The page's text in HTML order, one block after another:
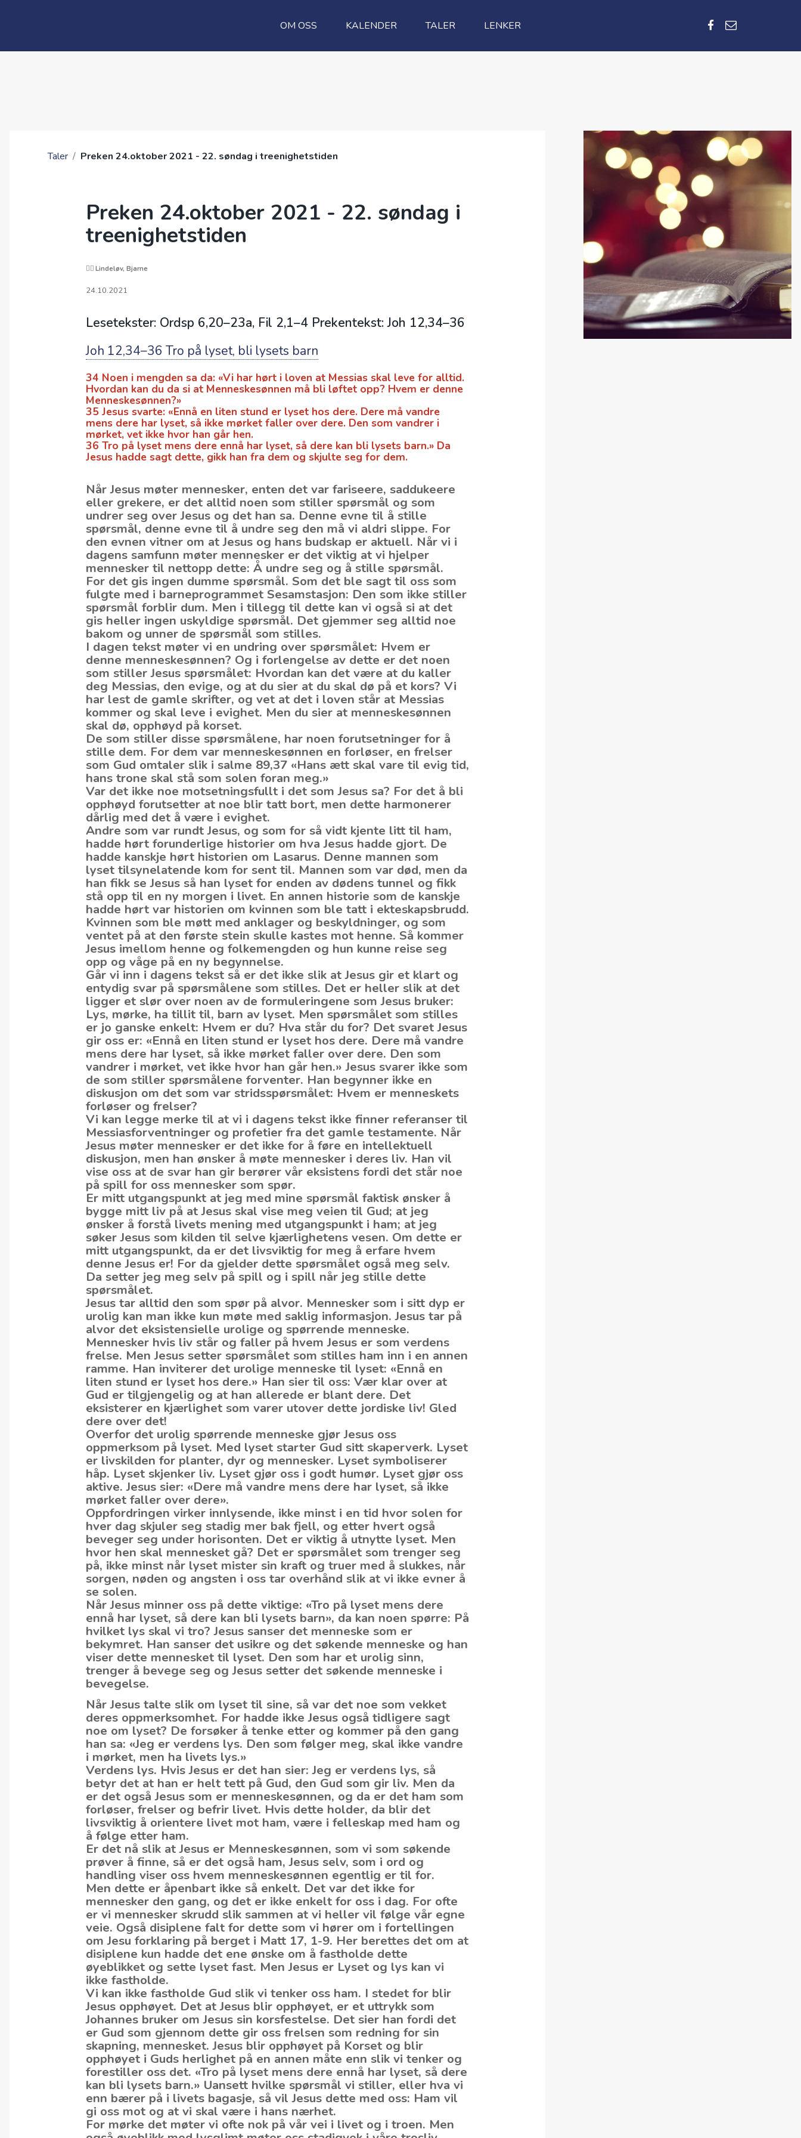
OM OSS KALENDER TALER LENKER
Taler / Preken 24.oktober 2021 - 22. søndag i treenighetstiden
Preken 24.oktober 2021 - 22. søndag i
treenighetstiden
Lindeløv, Bjarne
24.10.2021
Lesetekster: Ordsp 6,20–23a, Fil 2,1–4 Prekentekst: Joh 12,34–36
Joh 12,34–36 Tro på lyset, bli lysets barn
34 Noen i mengden sa da: «Vi har hørt i loven at Messias skal leve for alltid.
Hvordan kan du da si at Menneskesønnen må bli løftet opp? Hvem er denne
Menneskesønnen?»
35 Jesus svarte: «Ennå en liten stund er lyset hos dere. Dere må vandre
mens dere har lyset, så ikke mørket faller over dere. Den som vandrer i
mørket, vet ikke hvor han går hen.
36 Tro på lyset mens dere ennå har lyset, så dere kan bli lysets barn.» Da
Jesus hadde sagt dette, gikk han fra dem og skjulte seg for dem.
Når Jesus møter mennesker, enten det var fariseere, saddukeere
eller grekere, er det alltid noen som stiller spørsmål og som
undrer seg over Jesus og det han sa. Denne evne til å stille
spørsmål, denne evne til å undre seg den må vi aldri slippe. For
den evnen vitner om at Jesus og hans budskap er aktuell. Når vi i
dagens samfunn møter mennesker er det viktig at vi hjelper
mennesker til nettopp dette: Å undre seg og å stille spørsmål.
For det gis ingen dumme spørsmål. Som det ble sagt til oss som
fulgte med i barneprogrammet Sesamstasjon: Den som ikke stiller
spørsmål forblir dum. Men i tillegg til dette kan vi også si at det
gis heller ingen uskyldige spørsmål. Det gjemmer seg alltid noe
bakom og unner de spørsmål som stilles.
I dagen tekst møter vi en undring over spørsmålet: Hvem er
denne menneskesønnen? Og i forlengelse av dette er det noen
som stiller Jesus spørsmålet: Hvordan kan det være at du kaller
deg Messias, den evige, og at du sier at du skal dø på et kors? Vi
har lest de gamle skrifter, og vet at det i loven står at Messias
kommer og skal leve i evighet. Men du sier at menneskesønnen
skal dø, opphøyd på korset.
De som stiller disse spørsmålene, har noen forutsetninger for å
stille dem. For dem var menneskesønnen en forløser, en frelser
som Gud omtaler slik i salme 89,37 «Hans ætt skal vare til evig tid,
hans trone skal stå som solen foran meg.»
Var det ikke noe motsetningsfullt i det som Jesus sa? For det å bli
opphøyd forutsetter at noe blir tatt bort, men dette harmonerer
dårlig med det å være i evighet.
Andre som var rundt Jesus, og som for så vidt kjente litt til ham,
hadde hørt forunderlige historier om hva Jesus hadde gjort. De
hadde kanskje hørt historien om Lasarus. Denne mannen som
lyset tilsynelatende kom for sent til. Mannen som var død, men da
han fikk se Jesus så han lyset for enden av dødens tunnel og fikk
stå opp til en ny morgen i livet. En annen historie som de kanskje
hadde hørt var historien om kvinnen som ble tatt i ekteskapsbrudd.
Kvinnen som ble møtt med anklager og beskyldninger, og som
ventet på at den første stein skulle kastes mot henne. Så kommer
Jesus imellom henne og folkemengden og hun kunne reise seg
opp og våge på en ny begynnelse.
Går vi inn i dagens tekst så er det ikke slik at Jesus gir et klart og
entydig svar på spørsmålene som stilles. Det er heller slik at det
ligger et slør over noen av de formuleringene som Jesus bruker:
Lys, mørke, ha tillit til, barn av lyset. Men spørsmålet som stilles
er jo ganske enkelt: Hvem er du? Hva står du for? Det svaret Jesus
gir oss er: «Ennå en liten stund er lyset hos dere. Dere må vandre
mens dere har lyset, så ikke mørket faller over dere. Den som
vandrer i mørket, vet ikke hvor han går hen.» Jesus svarer ikke som
de som stiller spørsmålene forventer. Han begynner ikke en
diskusjon om det som var stridsspørsmålet: Hvem er menneskets
forløser og frelser?
Vi kan legge merke til at vi i dagens tekst ikke finner referanser til
Messiasforventninger og profetier fra det gamle testamente. Når
Jesus møter mennesker er det ikke for å føre en intellektuell
diskusjon, men han ønsker å møte mennesker i deres liv. Han vil
vise oss at de svar han gir berører vår eksistens fordi det står noe
på spill for oss mennesker som spør.
Er mitt utgangspunkt at jeg med mine spørsmål faktisk ønsker å
bygge mitt liv på at Jesus skal vise meg veien til Gud; at jeg
ønsker å forstå livets mening med utgangspunkt i ham; at jeg
søker Jesus som kilden til selve kjærlighetens vesen. Om dette er
mitt utgangspunkt, da er det livsviktig for meg å erfare hvem
denne Jesus er! For da gjelder dette spørsmålet også meg selv.
Da setter jeg meg selv på spill og i spill når jeg stille dette
spørsmålet.
Jesus tar alltid den som spør på alvor. Mennesker som i sitt dyp er
urolig kan man ikke kun møte med saklig informasjon. Jesus tar på
alvor det eksistensielle urolige og spørrende menneske.
Mennesker hvis liv står og faller på hvem Jesus er som verdens
frelse. Men Jesus setter spørsmålet som stilles ham inn i en annen
ramme. Han inviterer det urolige menneske til lyset: «Ennå en
liten stund er lyset hos dere.» Han sier til oss: Vær klar over at
Gud er tilgjengelig og at han allerede er blant dere. Det
eksisterer en kjærlighet som varer utover dette jordiske liv! Gled
dere over det!
Overfor det urolig spørrende menneske gjør Jesus oss
oppmerksom på lyset. Med lyset starter Gud sitt skaperverk. Lyset
er livskilden for planter, dyr og mennesker. Lyset symboliserer
håp. Lyset skjenker liv. Lyset gjør oss i godt humør. Lyset gjør oss
aktive. Jesus sier: «Dere må vandre mens dere har lyset, så ikke
mørket faller over dere».
Oppfordringen virker innlysende, ikke minst i en tid hvor solen for
hver dag skjuler seg stadig mer bak fjell, og etter hvert også
beveger seg under horisonten. Det er viktig å utnytte lyset. Men
hvor hen skal mennesket gå? Det er spørsmålet som trenger seg
på, ikke minst når lyset mister sin kraft og truer med å slukkes, når
sorgen, nøden og angsten i oss tar overhånd slik at vi ikke evner å
se solen.
Når Jesus minner oss på dette viktige: «Tro på lyset mens dere
ennå har lyset, så dere kan bli lysets barn», da kan noen spørre: På
hvilket lys skal vi tro? Jesus sanser det menneske som er
bekymret. Han sanser det usikre og det søkende menneske og han
viser dette mennesket til lyset. Den som har et urolig sinn,
trenger å bevege seg og Jesus setter det søkende menneske i
bevegelse.
Når Jesus talte slik om lyset til sine, så var det noe som vekket
deres oppmerksomhet. For hadde ikke Jesus også tidligere sagt
noe om lyset? De forsøker å tenke etter og kommer på den gang
han sa: «Jeg er verdens lys. Den som følger meg, skal ikke vandre
i mørket, men ha livets lys.»
Verdens lys. Hvis Jesus er det han sier: Jeg er verdens lys, så
betyr det at han er helt tett på Gud, den Gud som gir liv. Men da
er det også Jesus som er menneskesønnen, og da er det ham som
forløser, frelser og befrir livet. Hvis dette holder, da blir det
livsviktig å orientere livet mot ham, være i felleskap med ham og
å følge etter ham.
Er det nå slik at Jesus er Menneskesønnen, som vi som søkende
prøver å finne, så er det også ham, Jesus selv, som i ord og
handling viser oss hvem menneskesønnen egentlig er til for.
Men dette er åpenbart ikke så enkelt. Det var det ikke for
mennesker den gang, og det er ikke enkelt for oss i dag. For ofte
er vi mennesker skrudd slik sammen at vi heller vil følge vår egne
veie. Også disiplene falt for dette som vi hører om i fortellingen
om Jesu forklaring på berget i Matt 17, 1-9. Her berettes det om at
disiplene kun hadde det ene ønske om å fastholde dette
øyeblikket og sette lyset fast. Men Jesus er Lyset og lys kan vi
ikke fastholde.
Vi kan ikke fastholde Gud slik vi tenker oss ham. I stedet for blir
Jesus opphøyet. Det at Jesus blir opphøyet, er et uttrykk som
Johannes bruker om Jesus sin korsfestelse. Det sier han fordi det
er Gud som gjennom dette gir oss frelsen som redning for sin
skapning, mennesket. Jesus blir opphøyet på Korset og blir
opphøyet i Guds herlighet på en annen måte enn slik vi tenker og
forestiller oss det. «Tro på lyset mens dere ennå har lyset, så dere
kan bli lysets barn.» Uansett hvilke spørsmål vi stiller, eller hva vi
enn bærer på i livets bagasje, så vil Jesus dette med oss: Ham vil
gi oss mot og at vi skal være i hans nærhet.
For mørke det møter vi ofte nok på vår vei i livet og i troen. Men